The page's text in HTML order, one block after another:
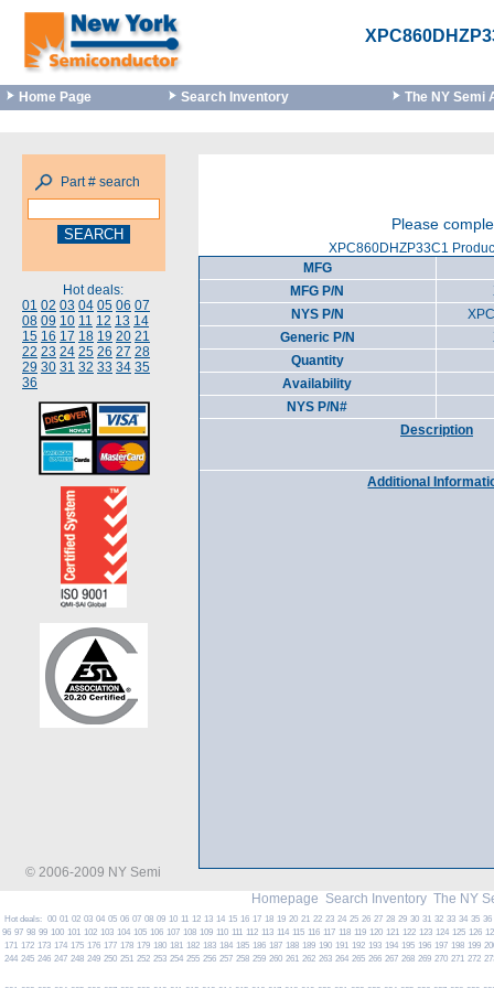
Home Page Search Inventory The NY Semi
Part # search
Hot deals:
01 02 03 04 05 06 07
08 09 10 11 12 13 14
15 16 17 18 19 20 21
22 23 24 25 26 27 28
29 30 31 32 33 34 35
36
Please
XPC860DHZP33C1
MFG
MFG P/N
NYS P/N
Generic P/N
Quantity
Availability
NYS P/N#
Description
Additional
© 2006-2009 NY Semi
Homepage Search Inventory The NY
Hot deals: 00 01 02 03 04 05 06 07 08 09 10 11 12 13 14 15 16 17 18 19 20 21 22 23 24 25 26 27 28 29 30 31 32 33 34 35 36
96 97 98 99 100 101 102 103 104 105 106 107 108 109 110 111 112 113 114 115 116 117 118 119 120 121 122 123 124 125 126
171 172 173 174 175 176 177 178 179 180 181 182 183 184 185 186 187 188 189 190 191 192 193 194 195 196 197 198 199
244 245 246 247 248 249 250 251 252 253 254 255 256 257 258 259 260 261 262 263 264 265 266 267 268 269 270 271 272